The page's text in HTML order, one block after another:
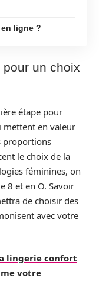
ligne ?
un choix
étape pour
mettent en valeur
proportions
le choix de la
féminines, on
8 et en O. Savoir
de choisir des
avec votre
lingerie confort
votre